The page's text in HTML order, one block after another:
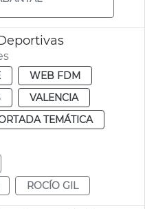
WEB FDM
VALENCIA
TEMÁTICA
ROCÍO GIL